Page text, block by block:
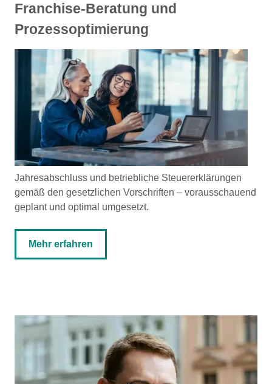
Franchise-Beratung und
Prozessoptimierung
Jahresabschluss und betriebliche Steuererklärungen
gemäß den gesetzlichen Vorschriften – vorausschauend
geplant und optimal umgesetzt.
Mehr erfahren